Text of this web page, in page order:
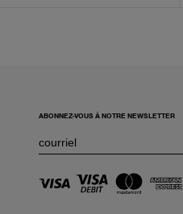
ABONNEZ-VOUS À NOTRE NEWSLETTER